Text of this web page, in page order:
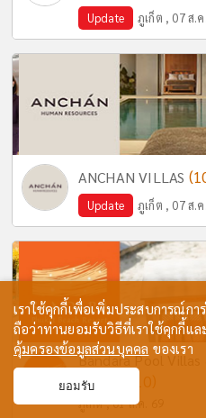
Update ภูเก็ต , 07 ส.
ANCHAN VILLAS
Update ภูเก็ต , 07 ส.
Bandara Pool Villas
Phuket
(10)
ภูเก็ต , 01 ส.ค. 69
เราใช้คุกกี้เพื่อเพิ่มประสบการณ์กา
ถือว่าท่านยอมรับวิธีที่เราใช้คุกกี้แ
คุ้มครองข้อมูลส่วนบุคคล ของเรา
ยอมรับ